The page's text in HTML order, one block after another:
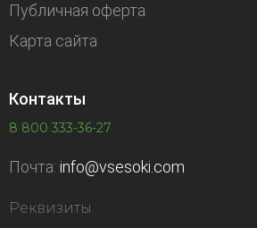
Публичная оферта
Карта сайта
Контакты
8 800 333-36-27
Почта: info@vsesoki.com
Реквизиты